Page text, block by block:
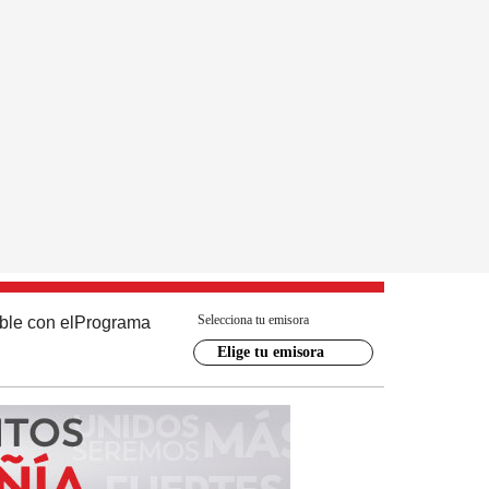
con el Programa Selecciona tu emisora
Elige tu emisora